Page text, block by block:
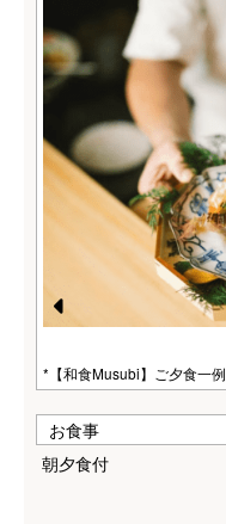
Pr
e
vi
o
u
*【和食Musubi】ご夕食一例
お食事
朝夕食付